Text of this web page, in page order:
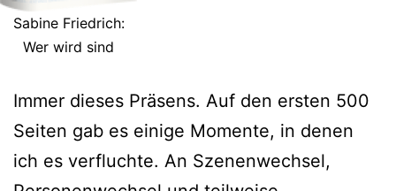
Sabine Friedrich:
Wer wird sind
Immer dieses Präsens. Auf den ersten 500
Seiten gab es einige Momente, in denen
ich es verfluchte. An Szenenwechsel,